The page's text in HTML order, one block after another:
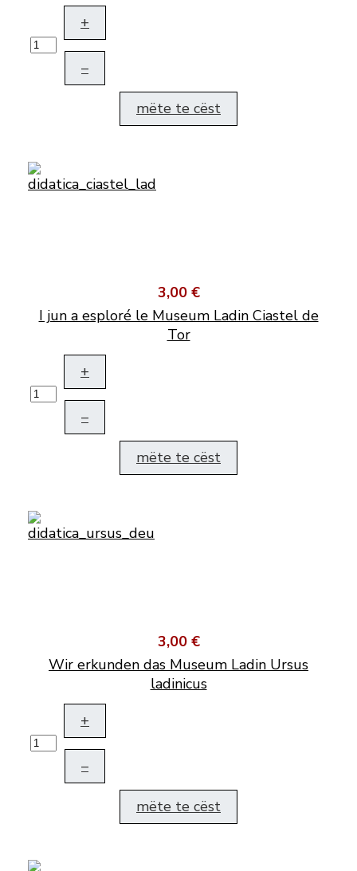
+
–
mëte te cëst
3,00 €
I jun a esploré le Museum Ladin Ciastel de
Tor
+
–
mëte te cëst
3,00 €
Wir erkunden das Museum Ladin Ursus
ladinicus
+
–
mëte te cëst